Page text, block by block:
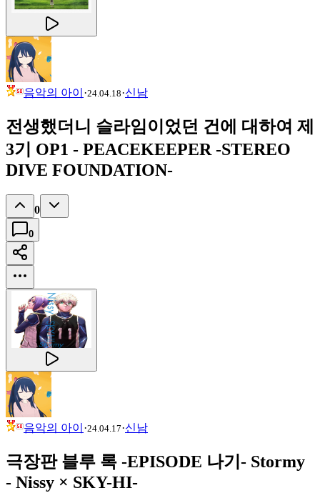
음악의 아이 ·24.04.18·신남
전생했더니 슬라임이었던 건에 대하여 제
3기 OP1 - PEACEKEEPER -STEREO
DIVE FOUNDATION-
0
0
음악의 아이 ·24.04.17·신남
극장판 블루 록 -EPISODE 나기- Stormy
- Nissy × SKY-HI-